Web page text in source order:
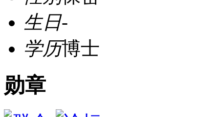
生日-
学历博士
勋章